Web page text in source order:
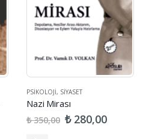
PSIKOLOJI, SIYASET
Nazi Mirası
₺350,00 ₺280,00